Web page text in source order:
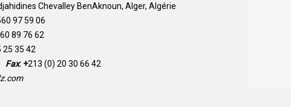
Chevalley BenAknoun, Alger, Algérie
97 59 06
89 76 62
35 42
Fax: +213 (0) 20 30 66 42